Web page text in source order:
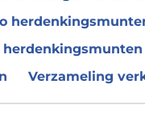
Verzameling